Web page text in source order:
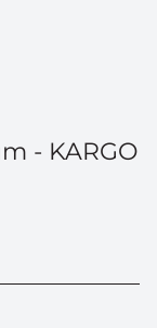
- KARGO